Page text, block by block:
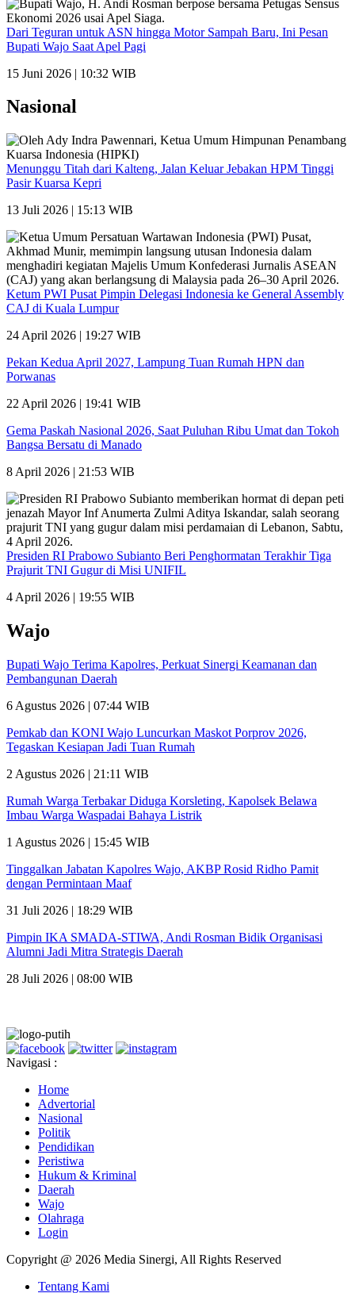
Dari Teguran untuk ASN hingga Motor Sampah Baru, Ini Pesan
Bupati Wajo Saat Apel Pagi
15 Juni 2026 | 10:32 WIB
Nasional
Menunggu Titah dari Kalteng, Jalan Keluar Jebakan HPM Tinggi
Pasir Kuarsa Kepri
13 Juli 2026 | 15:13 WIB
Ketum PWI Pusat Pimpin Delegasi Indonesia ke General Assembly
CAJ di Kuala Lumpur
24 April 2026 | 19:27 WIB
Pekan Kedua April 2027, Lampung Tuan Rumah HPN dan
Porwanas
22 April 2026 | 19:41 WIB
Gema Paskah Nasional 2026, Saat Puluhan Ribu Umat dan Tokoh
Bangsa Bersatu di Manado
8 April 2026 | 21:53 WIB
Presiden RI Prabowo Subianto Beri Penghormatan Terakhir Tiga
Prajurit TNI Gugur di Misi UNIFIL
4 April 2026 | 19:55 WIB
Wajo
Bupati Wajo Terima Kapolres, Perkuat Sinergi Keamanan dan
Pembangunan Daerah
6 Agustus 2026 | 07:44 WIB
Pemkab dan KONI Wajo Luncurkan Maskot Porprov 2026,
Tegaskan Kesiapan Jadi Tuan Rumah
2 Agustus 2026 | 21:11 WIB
Rumah Warga Terbakar Diduga Korsleting, Kapolsek Belawa
Imbau Warga Waspadai Bahaya Listrik
1 Agustus 2026 | 15:45 WIB
Tinggalkan Jabatan Kapolres Wajo, AKBP Rosid Ridho Pamit
dengan Permintaan Maaf
31 Juli 2026 | 18:29 WIB
Pimpin IKA SMADA-STIWA, Andi Rosman Bidik Organisasi
Alumni Jadi Mitra Strategis Daerah
28 Juli 2026 | 08:00 WIB
Navigasi :
Home
Advertorial
Nasional
Politik
Pendidikan
Peristiwa
Hukum & Kriminal
Daerah
Wajo
Olahraga
Login
Copyright @ 2026 Media Sinergi, All Rights Reserved
Tentang Kami